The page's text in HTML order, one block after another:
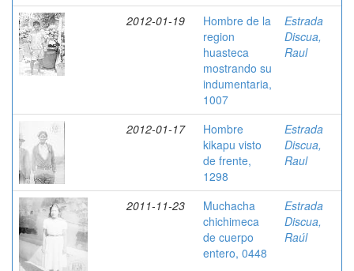
2012-01-19
Hombre de la
region
huasteca
mostrando su
indumentaria,
1007
Estrada
Discua,
Raul
2012-01-17
Hombre
kikapu visto
de frente,
1298
Estrada
Discua,
Raul
2011-11-23
Muchacha
chichimeca
de cuerpo
entero, 0448
Estrada
Discua,
Raúl